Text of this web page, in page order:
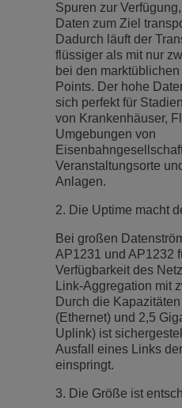
Spuren zur
Daten zum Ziel
Dadurch läuft der
flüssiger als mit nur
bei den
Points. Der hohe
sich perfekt für
von Krankenhäuser,
Umgebungen von
Veranstaltungsorte
Anlagen.
2. Die Uptime macht
Bei großen
AP1231 und AP1232
Verfügbarkeit des
Link-Aggregation mit
Durch die
(Ethernet) und 2,5
Uplink) ist
Ausfall eines Links
einspringt.
3. Die Größe ist